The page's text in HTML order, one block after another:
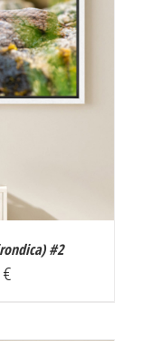
) #2
€Plage